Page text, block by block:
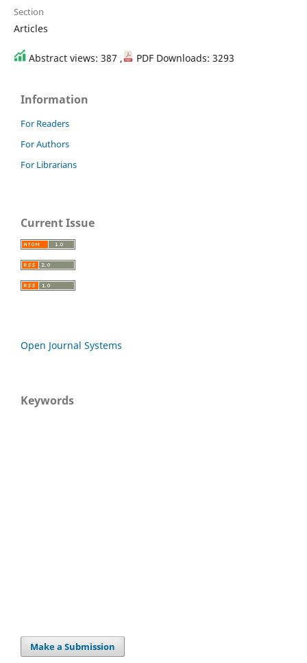
Section
Articles
Abstract views: 387 , PDF Downloads: 3293
Information
For Readers
For Authors
For Librarians
Current Issue
Open Journal Systems
Keywords
Make a Submission